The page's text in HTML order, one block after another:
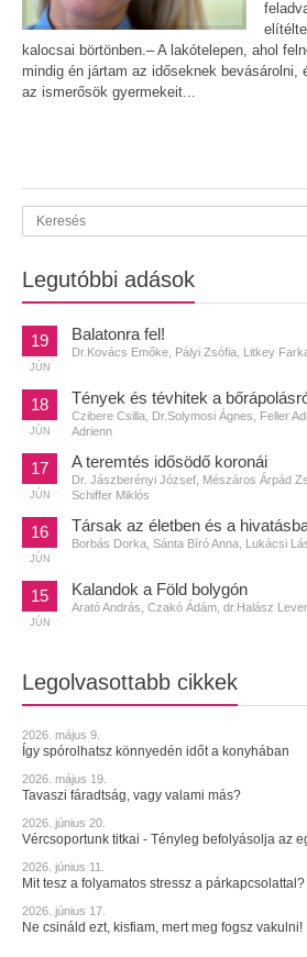
kalocsai börtönben.– A lakótelepen, ahol
mindig én jártam az időseknek bevásárolni,
az ismerősök gyermekeit...
Legutóbbi adások
19
JÚN
Balatonra fel!
Dr.Kovács Emőke, Pályi Zsófia, Litkey
18
JÚN
Tények és tévhitek a
Czibere Csilla, Dr.Solymosi Ágnes, Feller
Adrienn
17
JÚN
A teremtés idősödő koronái
Dr. Jászberényi József, Mészáros Árpád
Schiffer Miklós
16
JÚN
Társak az életben és a
Borbás Dorka, Sánta Bíró Anna, Lukácsi
15
JÚN
Kalandok a Föld bolygón
Arató András, Czakó Ádám, dr.Halász
Legolvasottabb cikkek
2026. május 9.
Így spórolhatsz könnyedén időt a konyhában
2026. május 19.
Tavaszi fáradtság, vagy valami más?
2026. június 20.
Vércsoportunk titkai - Tényleg befolyásolja az
2026. június 11.
Mit tesz a folyamatos stressz a párkapcsolattal?
2026. június 17.
Ne csináld ezt, kisfiam, mert meg fogsz vakulni!